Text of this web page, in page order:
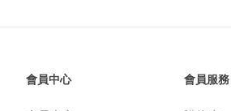
會員中心 會員服務